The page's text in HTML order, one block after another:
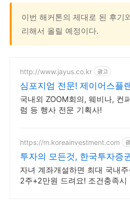
이번 해커톤의 제대로 된 후기
리해서 올릴 예정이다.
http://www.jayus.co.kr 광고
심포지엄 전문! 제이어스플
사기획 대행!
국내외 ZOOM회의, 웨비나, 컨
럼 등 행사 전문 기획사!
https://m.koreainvestment.com
투자의 모든것, 한국투자증
지금은 한국투자!
자녀 계좌개설하면 최대 국내주
2주+2만원 드려요! 조건충족시